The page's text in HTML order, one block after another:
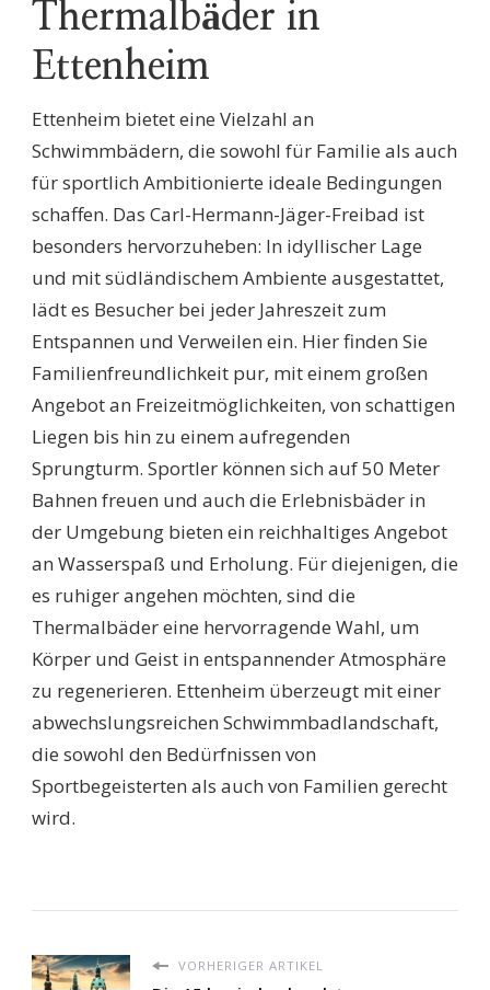
Thermalbäder in
Ettenheim
Ettenheim bietet eine Vielzahl an
Schwimmbädern, die sowohl für Familie als auch
für sportlich Ambitionierte ideale Bedingungen
schaffen. Das Carl-Hermann-Jäger-Freibad ist
besonders hervorzuheben: In idyllischer Lage
und mit südländischem Ambiente ausgestattet,
lädt es Besucher bei jeder Jahreszeit zum
Entspannen und Verweilen ein. Hier finden Sie
Familienfreundlichkeit pur, mit einem großen
Angebot an Freizeitmöglichkeiten, von schattigen
Liegen bis hin zu einem aufregenden
Sprungturm. Sportler können sich auf 50 Meter
Bahnen freuen und auch die Erlebnisbäder in
der Umgebung bieten ein reichhaltiges Angebot
an Wasserspaß und Erholung. Für diejenigen, die
es ruhiger angehen möchten, sind die
Thermalbäder eine hervorragende Wahl, um
Körper und Geist in entspannender Atmosphäre
zu regenerieren. Ettenheim überzeugt mit einer
abwechslungsreichen Schwimmbadlandschaft,
die sowohl den Bedürfnissen von
Sportbegeisterten als auch von Familien gerecht
wird.
VORHERIGER ARTIKEL